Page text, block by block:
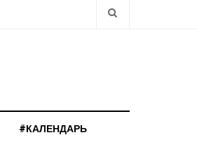
#КАЛЕНДАРЬ